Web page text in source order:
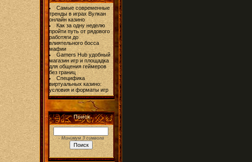
Самые современные
тренды в играх Вулкан
онлайн казино
Как за одну неделю
пройти путь от рядового
работяги до
влиятельного босса
мафии
Gamers Hub удобный
магазин игр и площадка
для общения геймеров
без границ
Специфика
виртуальных казино:
условия и форматы игр
Поиск
- Минимум 3 символа